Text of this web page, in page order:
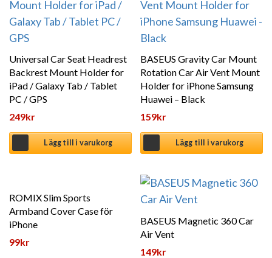
Universal Car Seat Headrest
Backrest Mount Holder for
iPad / Galaxy Tab / Tablet
PC / GPS
249kr
Lägg till i varukorg
BASEUS Gravity Car Mount
Rotation Car Air Vent Mount
Holder for iPhone Samsung
Huawei – Black
159kr
Lägg till i varukorg
ROMIX Slim Sports
Armband Cover Case för
iPhone
99kr
Den här produkten har flera varianter. De olika
BASEUS Magnetic 360 Car
Air Vent
149kr